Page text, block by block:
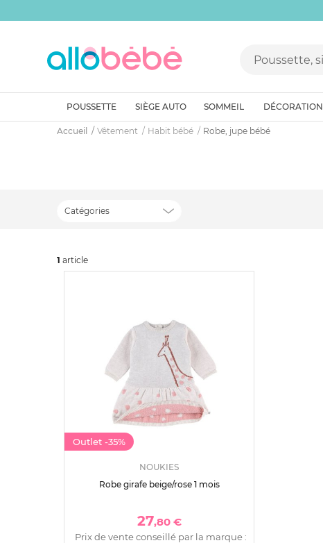
POUSSETTE SIÈGE AUTO SOMMEIL DÉCORATION
Accueil Vêtement Habit bébé Robe, jupe bébé
Catégories
1 article
Outlet -35%
NOUKIES
Robe girafe beige/rose 1 mois
27,80 €
Prix de vente conseillé par la marque :